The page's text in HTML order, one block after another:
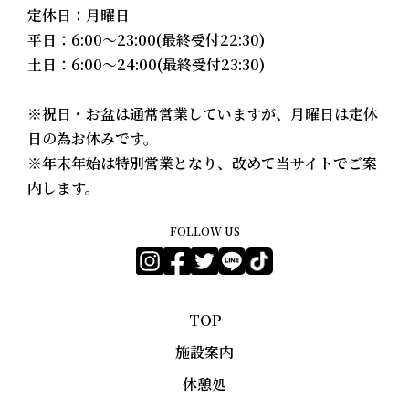
定休日：月曜日
平日：6:00〜23:00(最終受付22:30)
土日：6:00〜24:00(最終受付23:30)
※祝日・お盆は通常営業していますが、月曜日は定休
日の為お休みです。
※年末年始は特別営業となり、改めて当サイトでご案
内します。
FOLLOW US
TOP
施設案内
休憩処